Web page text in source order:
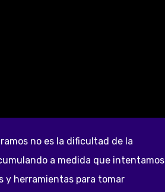
no es la dificultad de la
a medida que intentamos
y herramientas para tomar